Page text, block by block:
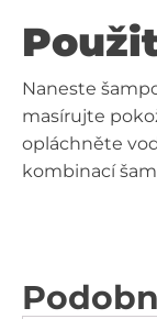
Naneste
masírujte
opláchněte
kombinací